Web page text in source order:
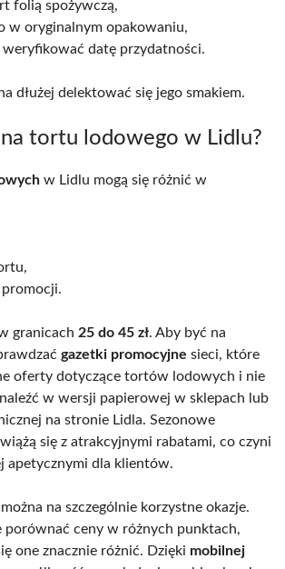
folią spożywczą,
w oryginalnym opakowaniu,
weryfikować datę przydatności.
dłużej delektować się jego smakiem.
tortu lodowego w Lidlu?
w Lidlu mogą się różnić w
promocji.
granicach 25 do 45 zł. Aby być na
gazetki promocyjne sieci, które
oferty dotyczące tortów lodowych i nie
w wersji papierowej w sklepach lub
na stronie Lidla. Sezonowe
się z atrakcyjnymi rabatami, co czyni
apetycznymi dla klientów.
na szczególnie korzystne okazje.
porównać ceny w różnych punktach,
one znacznie różnić. Dzięki mobilnej